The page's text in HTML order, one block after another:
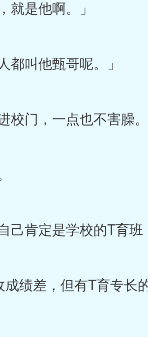
是他啊。」
叫他甄哥呢。」
门，一点也不害臊。
肯定是学校的T育班
绩差，但有T育专长